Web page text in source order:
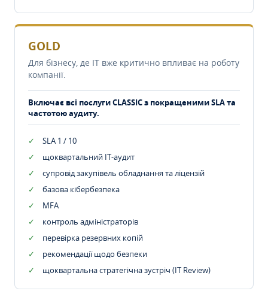
GOLD
Для бізнесу, де IT вже критично впливає на роботу
компанії.
Включає всі послуги CLASSIC з покращеними SLA та
частотою аудиту.
SLA 1 / 10
щоквартальний IT-аудит
супровід закупівель обладнання та ліцензій
базова кібербезпека
MFA
контроль адміністраторів
перевірка резервних копій
рекомендації щодо безпеки
щоквартальна стратегічна зустріч (IT Review)